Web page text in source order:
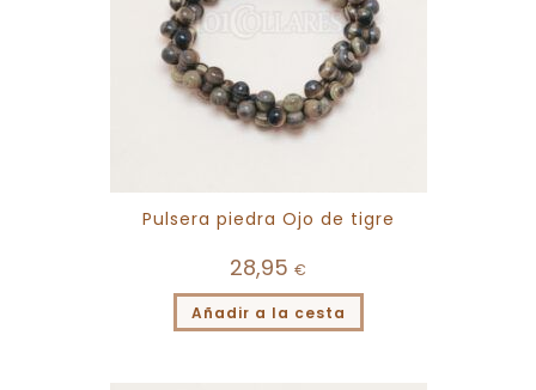
Pulsera piedra Ojo de tigre
28,95 €
Añadir a la cesta